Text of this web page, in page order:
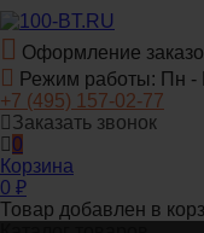
Оформление
Режим работы: Пн -
+7 (495) 157-02-77
Заказать звонок
0
Корзина
0 ₽
Товар добавлен в